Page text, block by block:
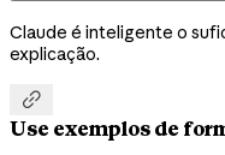
Claude é inteligente o
explicação.

Use exemplos de